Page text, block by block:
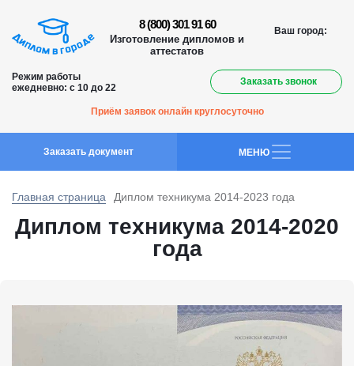
8 (800) 301 91 60
Изготовление дипломов и
аттестатов
Ваш город:
Режим работы
ежедневно: с 10 до 22
Заказать звонок
Приём заявок онлайн круглосуточно
Заказать документ MEНЮ
Главная страница Диплом техникума 2014-2023 года
Диплом техникума 2014-2020
года